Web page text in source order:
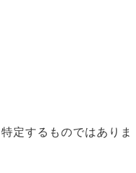
定するものではありま